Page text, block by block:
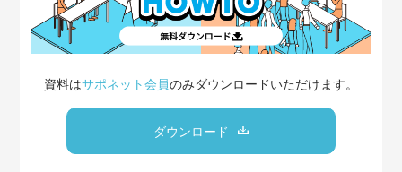
資料はサポネット会員のみダウンロードいただけます。
ダウンロード